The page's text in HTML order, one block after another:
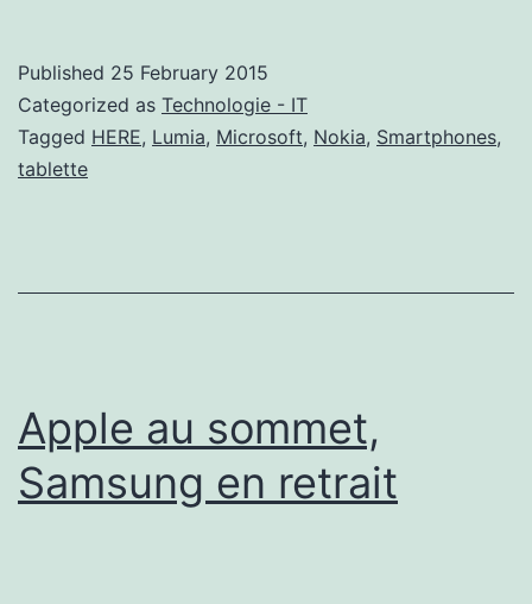
Published 25 February 2015
Categorized as Technologie - IT
Tagged HERE, Lumia, Microsoft, Nokia, Smartphones,
tablette
Apple au sommet,
Samsung en retrait